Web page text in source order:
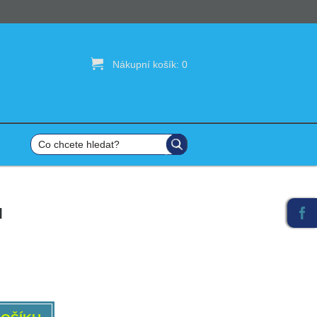
 Nákupní košík: 0